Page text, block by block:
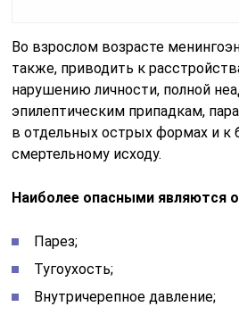
Во взрослом возрасте
также, приводить к
нарушению личности, полной
эпилептическим припадкам,
в отдельных острых формах и к
смертельному исходу.
Наиболее опасными являются
Парез;
Тугоухость;
Внутричерепное давление;